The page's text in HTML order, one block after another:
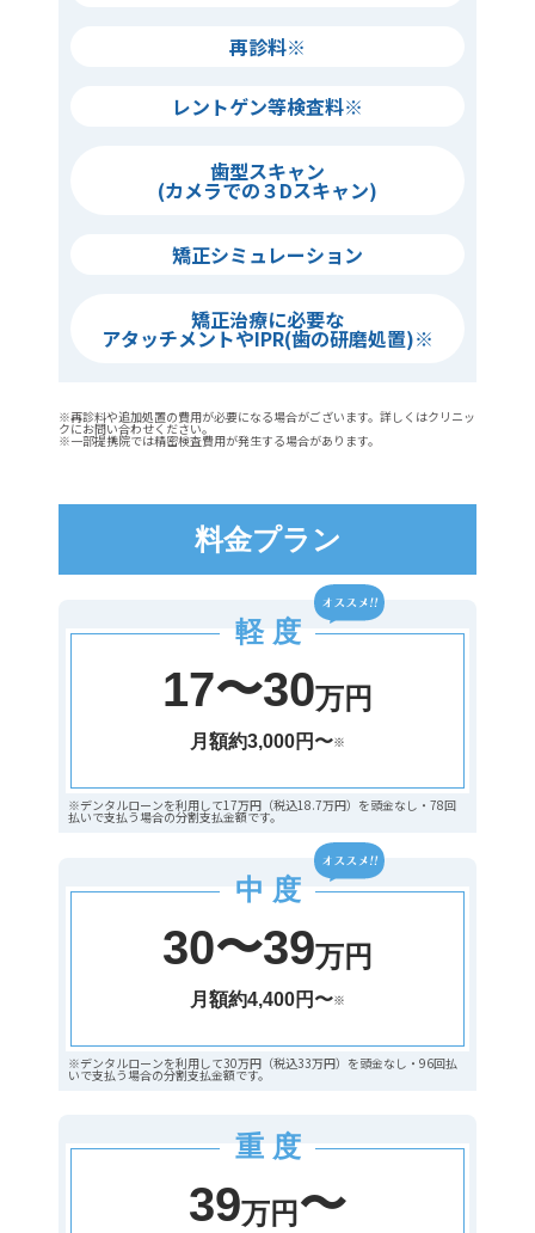
再診料※
レントゲン等検査料※
歯型スキャン
(カメラでの３Dスキャン)
矯正シミュレーション
矯正治療に必要な
アタッチメントやIPR(歯の研磨処置)※
※再診料や追加処置の費用が必要になる場合がございます。詳しくはクリニッ
クにお問い合わせください。
※一部提携院では精密検査費用が発生する場合があります。
料金プラン
軽 度
17〜30万円
月額約3,000円〜※
※デンタルローンを利用して17万円（税込18.7万円）を頭金なし・78回
払いで支払う場合の分割支払金額です。
中 度
30〜39万円
月額約4,400円〜※
※デンタルローンを利用して30万円（税込33万円）を頭金なし・96回払
いで支払う場合の分割支払金額です。
重 度
39万円 〜